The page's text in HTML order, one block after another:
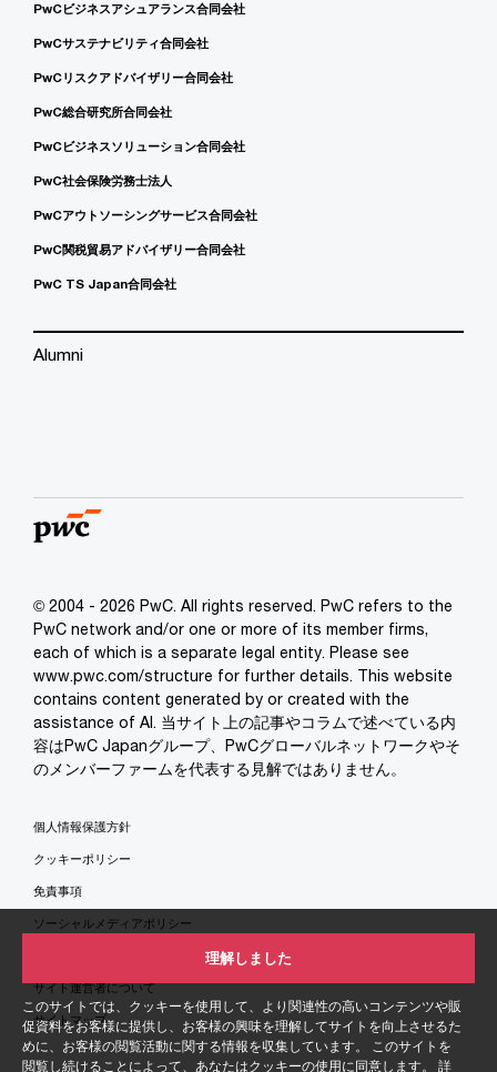
このサイトでは、クッキーを使用して、より関連性の高いコンテンツや販
促資料をお客様に提供し、お客様の興味を理解してサイトを向上させるた
めに、お客様の閲覧活動に関する情報を収集しています。 このサイトを
閲覧し続けることによって、あなたはクッキーの使用に同意します。 詳
理解しました
PwCビジネスアシュアランス合同会社
PwCサステナビリティ合同会社
PwCリスクアドバイザリー合同会社
PwC総合研究所合同会社
PwCビジネスソリューション合同会社
PwC社会保険労務士法人
PwCアウトソーシングサービス合同会社
PwC関税貿易アドバイザリー合同会社
PwC TS Japan合同会社
Alumni
© 2004 - 2026 PwC. All rights reserved. PwC refers to the
PwC network and/or one or more of its member firms,
each of which is a separate legal entity. Please see
www.pwc.com/structure for further details. This website
contains content generated by or created with the
assistance of AI. 当サイト上の記事やコラムで述べている内
容はPwC Japanグループ、PwCグローバルネットワークやそ
のメンバーファームを代表する見解ではありません。
個人情報保護方針
クッキーポリシー
免責事項
ソーシャルメディアポリシー
サイト運営者について
サイトマップ